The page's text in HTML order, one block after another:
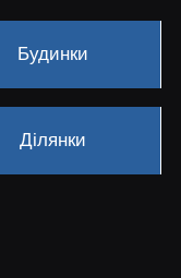
Будинки
Ділянки